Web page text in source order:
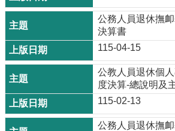
公務人員退休撫
決算書
115-04-15
公教人員退休個
度決算-總說明及
115-02-13
公務人員退休撫